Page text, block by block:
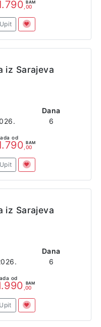
BAM
,00
Upit
Dana
6
iz Sarajeva
od
BAM
,00
Upit
Dana
6
iz Sarajeva
od
BAM
,00
Upit